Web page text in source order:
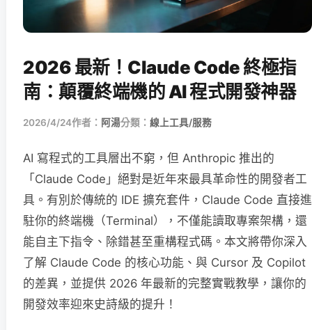
2026 最新！Claude Code 終極指
南：顛覆終端機的 AI 程式開發神器
2026/4/24作者： 阿湯分類： 線上工具/服務
AI 寫程式的工具層出不窮，但 Anthropic 推出的
「Claude Code」絕對是近年來最具革命性的開發者工
具。有別於傳統的 IDE 擴充套件，Claude Code 直接進
駐你的終端機（Terminal），不僅能讀取專案架構，還
能自主下指令、除錯甚至重構程式碼。本文將帶你深入
了解 Claude Code 的核心功能、與 Cursor 及 Copilot
的差異，並提供 2026 年最新的完整實戰教學，讓你的
開發效率迎來史詩級的提升！